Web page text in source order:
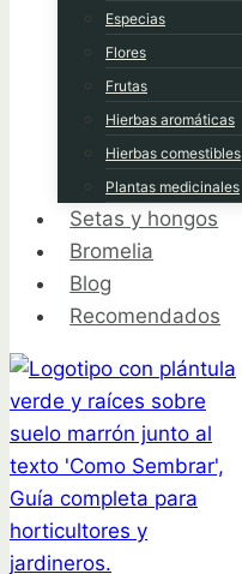
Especias
Flores
Frutas
Hierbas aromáticas
Hierbas comestibles
Plantas medicinales
Setas y hongos
Bromelia
Blog
Recomendados